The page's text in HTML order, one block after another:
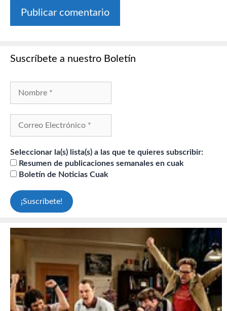
Suscríbete a nuestro Boletín
Seleccionar la(s) lista(s) a las que te quieres subscribir:
Resumen de publicaciones semanales en cuak
Boletín de Noticias Cuak